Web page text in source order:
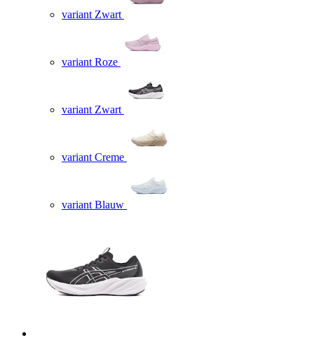
variant Zwart
variant Roze
variant Zwart
variant Creme
variant Blauw